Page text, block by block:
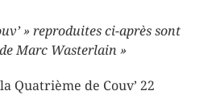
» reproduites ci-après sont
Marc Wasterlain »
Quatrième de Couv’ 22